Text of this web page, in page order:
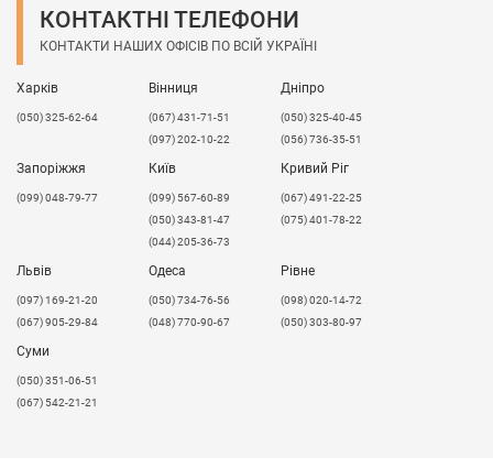
КОНТАКТНІ ТЕЛЕФОНИ
КОНТАКТИ НАШИХ ОФІСІВ ПО ВСІЙ УКРАЇНІ
Харків
(050) 325-62-64
Вінниця
(067) 431-71-51
(097) 202-10-22
Дніпро
(050) 325-40-45
(056) 736-35-51
Запоріжжя
(099) 048-79-77
Київ
(099) 567-60-89
(050) 343-81-47
(044) 205-36-73
Кривий Ріг
(067) 491-22-25
(075) 401-78-22
Львів
​(097) 169-21-20
(067) 905-29-84
Одеса
(050) 734-76-56
(048) 770-90-67
Рівне
(098) 020-14-72
(050) 303-80-97
Суми
(050) 351-06-51
(067) 542-21-21